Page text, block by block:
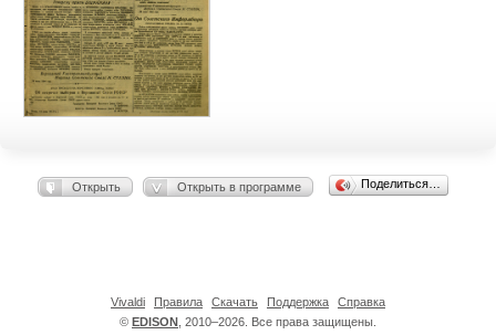
Открыть Открыть в программе Поделиться…
© EDISON , 2010–2026. Все права защищены.
Vivaldi Правила Скачать Поддержка Справка